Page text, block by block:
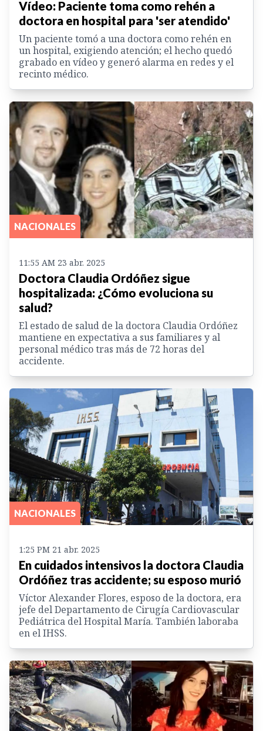
Vídeo: Paciente toma como rehén a
doctora en hospital para 'ser atendido'
Un paciente tomó a una doctora como rehén en
un hospital, exigiendo atención; el hecho quedó
grabado en vídeo y generó alarma en redes y el
recinto médico.
NACIONALES
11:55 AM 23 abr. 2025
Doctora Claudia Ordóñez sigue
hospitalizada: ¿Cómo evoluciona su
salud?
El estado de salud de la doctora Claudia Ordóñez
mantiene en expectativa a sus familiares y al
personal médico tras más de 72 horas del
accidente.
NACIONALES
1:25 PM 21 abr. 2025
En cuidados intensivos la doctora Claudia
Ordóñez tras accidente; su esposo murió
Víctor Alexander Flores, esposo de la doctora, era
jefe del Departamento de Cirugía Cardiovascular
Pediátrica del Hospital María. También laboraba
en el IHSS.